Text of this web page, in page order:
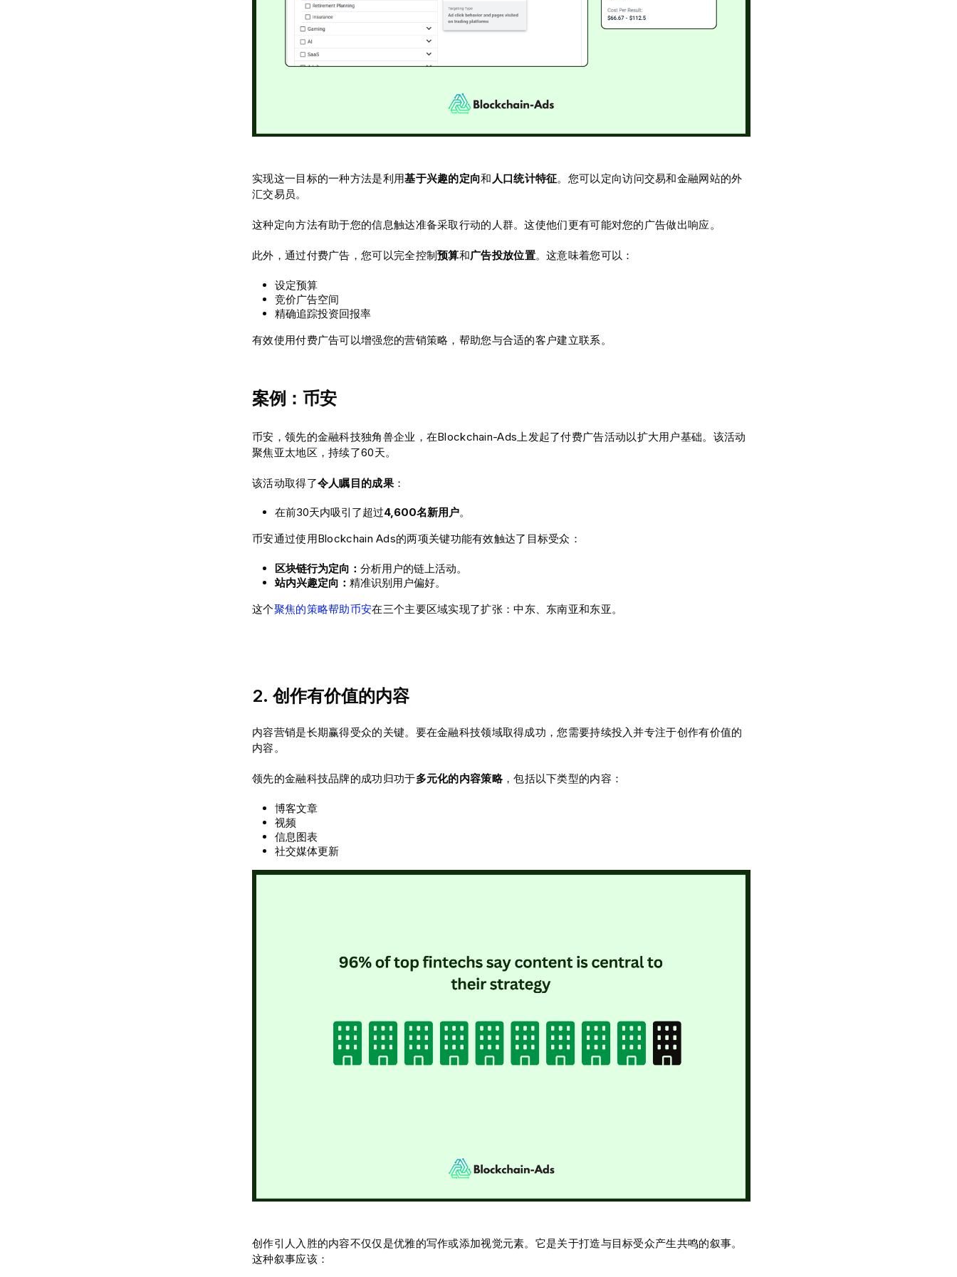
实现这一目标的一种方法是利用基于兴趣的定向和 人口统计特征。您可以定向访问交易和金融网站的外
汇交易员。
这种定向方法有助于您的信息触达准备采取行动的人群。这使他们更有可能对您的广告做出响应。
此外，通过付费广告，您可以完全控制预算和广告投放位置。这意味着您可以：
设定预算
竞价广告空间
精确追踪投资回报率
有效使用付费广告可以增强您的营销策略，帮助您与合适的客户建立联系。
案例：币安
币安，领先的金融科技独角兽企业，在Blockchain-Ads上发起了付费广告活动以扩大用户基础。该活动
聚焦亚太地区，持续了60天。
该活动取得了令人瞩目的成果：
在前30天内吸引了超过4,600名新用户。
币安通过使用Blockchain Ads的两项关键功能有效触达了目标受众：
区块链行为定向： 分析用户的链上活动。
站内兴趣定向： 精准识别用户偏好。
这个聚焦的策略帮助币安在三个主要区域实现了扩张：中东、东南亚和东亚。
2. 创作有价值的内容
内容营销是长期赢得受众的关键。要在金融科技领域取得成功，您需要持续投入并专注于创作有价值的
内容。
领先的金融科技品牌的成功归功于多元化的内容策略，包括以下类型的内容：
博客文章
视频
信息图表
社交媒体更新
创作引人入胜的内容不仅仅是优雅的写作或添加视觉元素。它是关于打造与目标受众产生共鸣的叙事。
这种叙事应该：